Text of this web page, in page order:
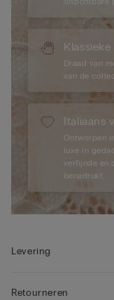
Draad van
van de
Italiaans
Ontworpen
luxe in
verfijnde en
benadrukt.
Levering
Retourneren